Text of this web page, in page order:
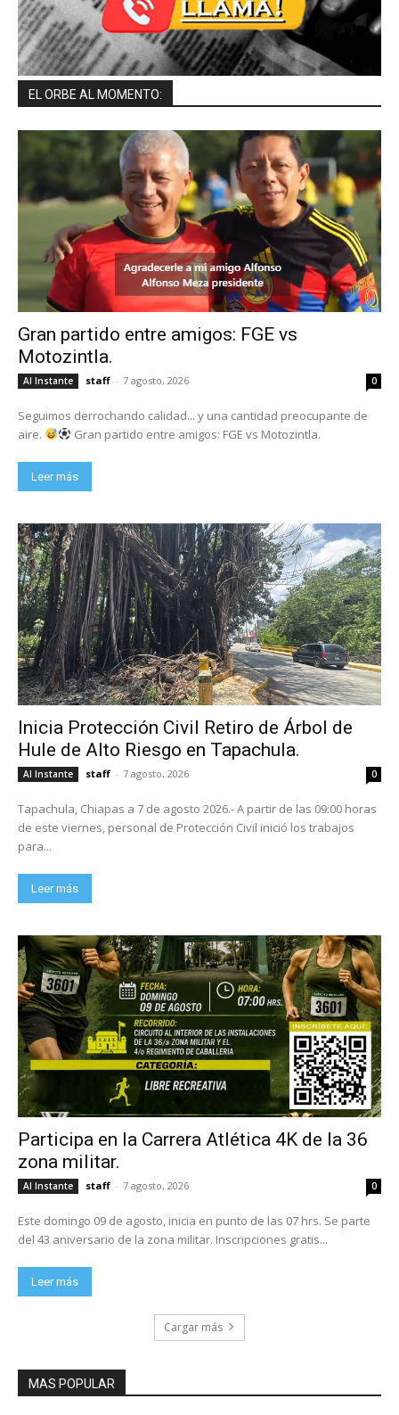
EL ORBE AL MOMENTO:
Gran partido entre amigos: FGE vs
Motozintla.
Al Instante staff - 7 agosto, 2026 0
Seguimos derrochando calidad... y una cantidad preocupante de
aire.
Gran partido entre amigos: FGE vs Motozintla.
Leer más
Inicia Protección Civil Retiro de Árbol de
Hule de Alto Riesgo en Tapachula.
Al Instante staff - 7 agosto, 2026 0
Tapachula, Chiapas a 7 de agosto 2026.- A partir de las 09:00 horas
de este viernes, personal de Protección Civil inició los trabajos
para...
Leer más
Participa en la Carrera Atlética 4K de la 36
zona militar.
Al Instante staff - 7 agosto, 2026 0
Este domingo 09 de agosto, inicia en punto de las 07 hrs. Se parte
del 43 aniversario de la zona militar. Inscripciones gratis...
Leer más
Cargar más
MAS POPULAR